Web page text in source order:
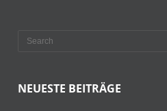
NEUESTE BEITRÄGE